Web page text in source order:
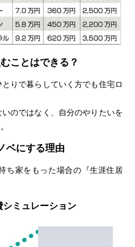
ことはできる？
りで暮らしていく方でも住宅ロ
のではなく、自分のやりたいを
ベにする理由
ち家をもった場合の『生涯住居
ミュレーション